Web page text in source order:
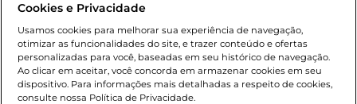
cliente. Os preços, ofertas e condições são exclusivos para
o e-commerce e válidos durante o dia de hoje, podendo
sofrer alterações sem prévia notificação. Proibida a venda
de bebidas alcoólicas para menores de 18 anos, conforme
Lei n.º 8069/90, art. 81, inciso II (Estatuto da Criança e do
Adolescente). Preços e condições exclusivos para o
Cookies e Privacidade
Usamos cookies para melhorar sua experiência de navegação,
otimizar as funcionalidades do site, e trazer conteúdo e ofertas
personalizadas para você, baseadas em seu histórico de navegação.
Ao clicar em aceitar, você concorda em armazenar cookies em seu
dispositivo. Para informações mais detalhadas a respeito de cookies,
consulte nossa Política de Privacidade.